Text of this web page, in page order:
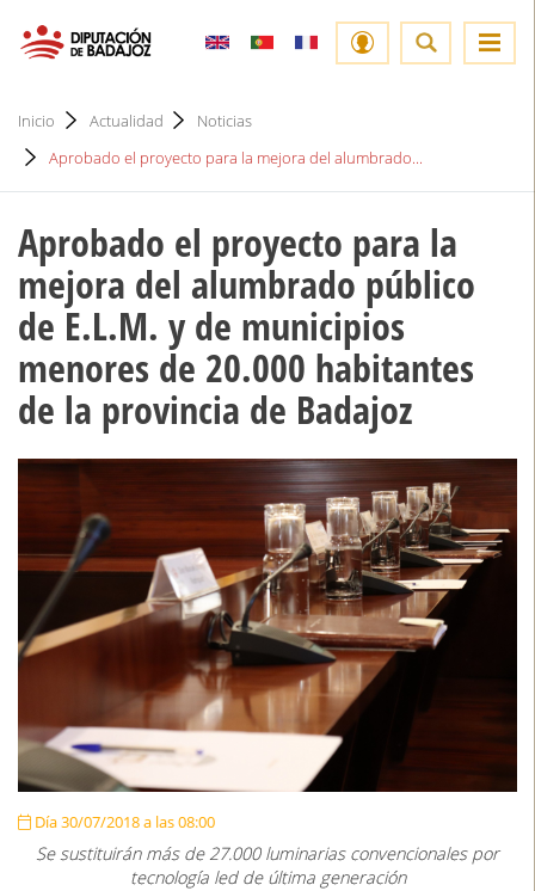
Inicio Actualidad
Noticias
Aprobado el proyecto para la mejora del alumbrado...
Aprobado el proyecto para la
mejora del alumbrado público
de E.L.M. y de municipios
menores de 20.000 habitantes
de la provincia de Badajoz
Día 30/07/2018 a las 08:00
Se sustituirán más de 27.000 luminarias convencionales por
tecnología led de última generación